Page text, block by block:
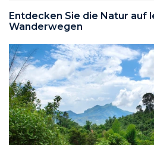
Entdecken Sie die Natur auf
Wanderwegen